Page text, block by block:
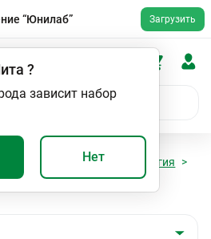
“Юнилаб” Загрузить
?
зависит набор
Нет
Иммуноаллергология
аллергенам